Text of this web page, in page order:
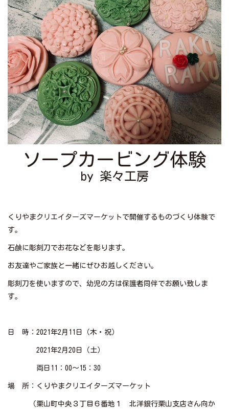
ソープカービング体験
by 楽々工房
くりやまクリエイターズマーケットで開催するものづくり体験で
す。
石鹸に彫刻刀でお花などを彫ります。
お友達やご家族と一緒にぜひお越しください。
彫刻刀を使いますので、幼児の方は保護者同伴でお願い致しま
す。
日 時：2021年2月11日（木・祝）
2021年2月20日（土）
両日11：00～15：30
場 所：くりやまクリエイターズマーケット
（栗山町中央３丁目６番地１ 北洋銀行栗山支店さん向か